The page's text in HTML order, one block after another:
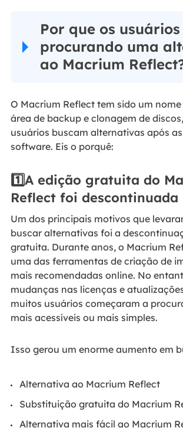
Por que os
procurando uma
ao Macrium
O Macrium Reflect tem sido um nome
área de backup e clonagem de
usuários buscam alternativas após
software. Eis o porquê:
1️⃣A edição gratuita do
Reflect foi descontinuada
Um dos principais motivos que
buscar alternativas foi a
gratuita. Durante anos, o Macrium
uma das ferramentas de criação de
mais recomendadas online. No
mudanças nas licenças e
muitos usuários começaram a
mais acessíveis ou mais simples.
Isso gerou um enorme aumento em
Alternativa ao Macrium Reflect
Substituição gratuita do Macrium
Alternativa mais fácil ao Macrium